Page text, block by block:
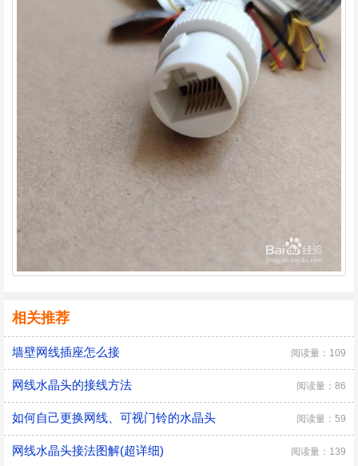
相关推荐
墙壁网线插座怎么接 阅读量：109
网线水晶头的接线方法 阅读量：86
如何自己更换网线、可视门铃的水晶头 阅读量：59
网线水晶头接法图解(超详细) 阅读量：139